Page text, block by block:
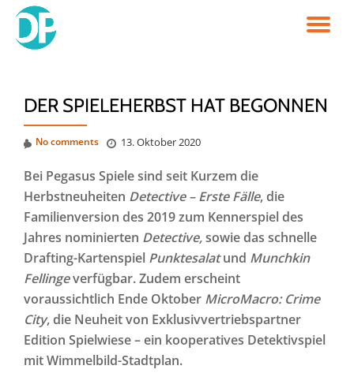
Skip
DER SPIELEHERBST HAT BEGONNEN
13. Oktober 2020
No comments
Bei Pegasus Spiele sind seit Kurzem die
Herbstneuheiten Detective – Erste Fälle, die
Familienversion des 2019 zum Kennerspiel des
Jahres nominierten Detective,sowie das schnelle
Drafting-Kartenspiel Punktesalatund Munchkin
Fellingeverfügbar. Zudem erscheint
voraussichtlich Ende Oktober MicroMacro: Crime
City, die Neuheit von Exklusivvertriebspartner
Edition Spielwiese – ein kooperatives Detektivspiel
mit Wimmelbild-Stadtplan.